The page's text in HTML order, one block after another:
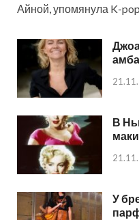
Айной, упомянула K-pop
В
У